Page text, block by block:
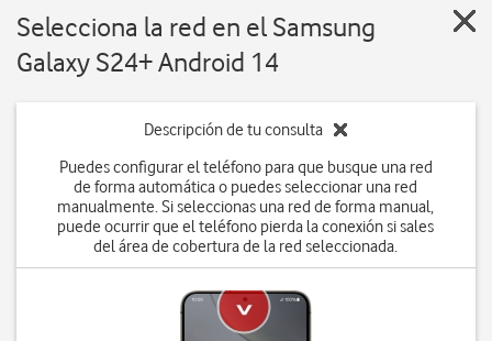
Selecciona la red en el Samsung
Galaxy S24+ Android 14
Descripción de tu consulta
Puedes configurar el teléfono para que busque una red
de forma automática o puedes seleccionar una red
manualmente. Si seleccionas una red de forma manual,
puede ocurrir que el teléfono pierda la conexión si sales
del área de cobertura de la red seleccionada.